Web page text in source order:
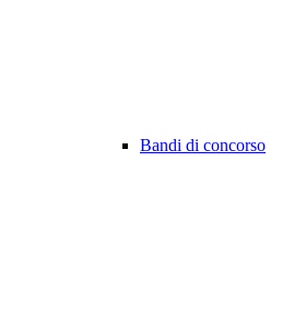
Bandi di concorso